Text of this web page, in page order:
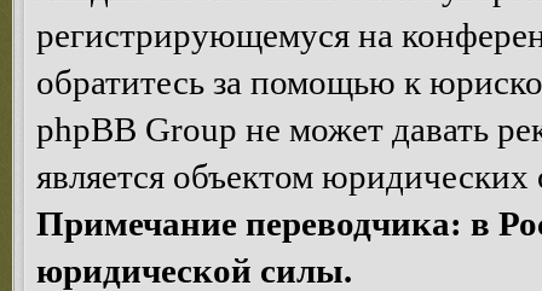
регистрирующемуся на
обратитесь за помощью к
phpBB Group не может давать
является объектом
Примечание переводчика: в
юридической силы.